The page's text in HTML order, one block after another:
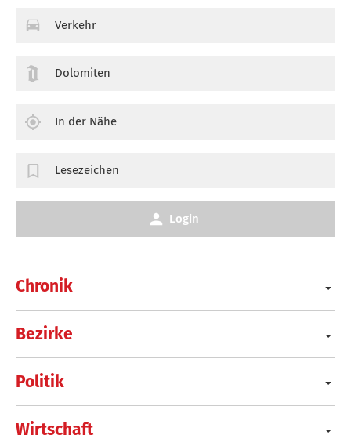
Chronik
Bezirke
Politik
Wirtschaft
Verkehr
Dolomiten
In der Nähe
Lesezeichen
Login